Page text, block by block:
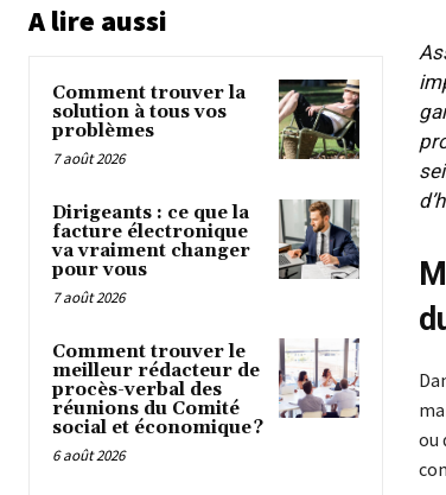
A lire aussi
Comment trouver la
solution à tous vos
problèmes
7 août 2026
Dirigeants : ce que la
facture électronique
va vraiment changer
pour vous
7 août 2026
Comment trouver le
meilleur rédacteur de
procès-verbal des
réunions du Comité
social et économique ?
6 août 2026
ou